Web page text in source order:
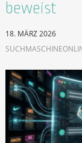
beweist
18. MÄRZ 2026
SUCHMASCHINE